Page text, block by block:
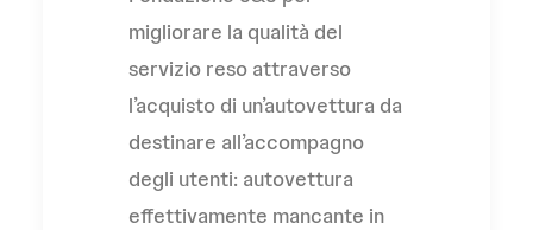
migliorare la qualità del
servizio reso attraverso
l’acquisto di un’autovettura da
destinare all’accompagno
degli utenti: autovettura
effettivamente mancante in